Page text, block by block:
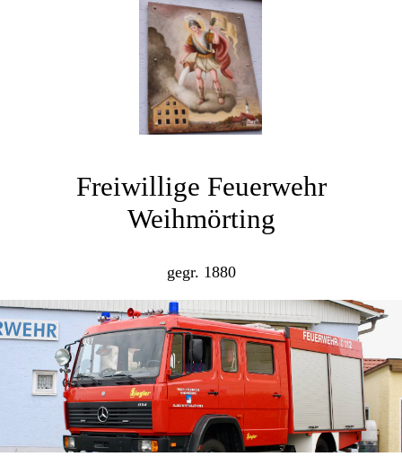
Freiwillige Feuerwehr
Weihmörting
gegr. 1880